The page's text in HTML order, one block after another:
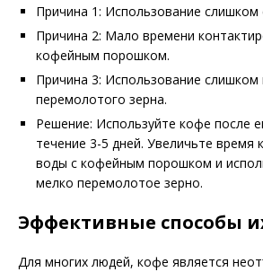
Причина 1: Использование слишком
Причина 2: Мало времени
кофейным порошком.
Причина 3: Использование слишком
перемолотого зерна.
Решение: Используйте кофе после
течение 3-5 дней. Увеличьте время
воды с кофейным порошком и
мелко перемолотое зерно.
Эффективные способы
Для многих людей, кофе является